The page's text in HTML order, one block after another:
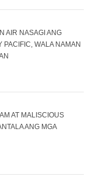
AIR NASAGI ANG
PACIFIC, WALA NAMAN
AT MALISCIOUS
ANG MGA